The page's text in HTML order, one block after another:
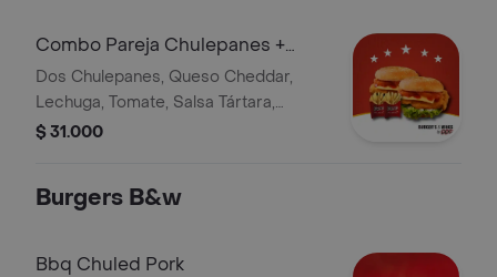
Combo Pareja Chulepanes +
Francesa Bw
Dos Chulepanes, Queso Cheddar,
Lechuga, Tomate, Salsa Tártara,
Porción de Papa Francesa
$ 31.000
Burgers B&w
Bbq Chuled Pork